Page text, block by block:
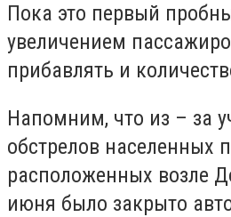
Пока это первый
увеличением
прибавлять и
Напомним, что из – за
обстрелов населенных
расположенных возле
июня было закрыто